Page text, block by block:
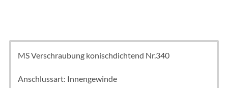
MS Verschraubung konischdichtend Nr.340
Anschlussart: Innengewinde